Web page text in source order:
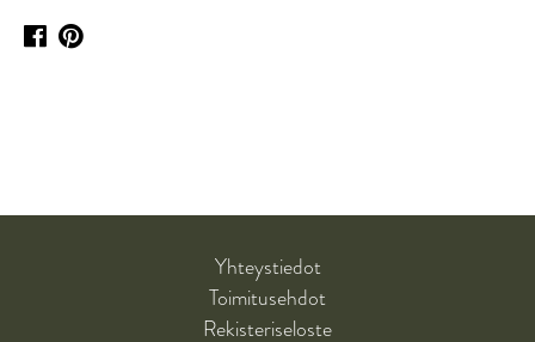
Yhteystiedot
Toimitusehdot
Rekisteriseloste